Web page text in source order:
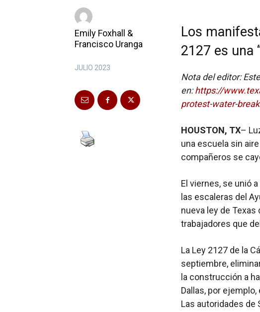
Emily Foxhall &
Francisco Uranga
JULIO 2023
Los
2127 es una
Nota del editor:
en:https://
protest-water-
HOUSTON, TX–
una escuela sin
compañeros se
El viernes, se unió
las escaleras del
nueva ley de Texas
trabajadores que
La Ley 2127 de la
septiembre,
la construcción a
Dallas, por
Las autoridades de